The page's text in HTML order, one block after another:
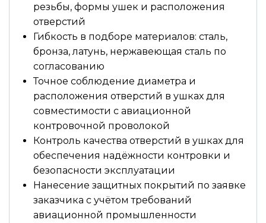
резьбы, формы ушек и расположения
отверстий
Гибкость в подборе материалов: сталь,
бронза, латунь, нержавеющая сталь по
согласованию
Точное соблюдение диаметра и
расположения отверстий в ушках для
совместимости с авиационной
контровочной проволокой
Контроль качества отверстий в ушках для
обеспечения надёжности контровки и
безопасности эксплуатации
Нанесение защитных покрытий по заявке
заказчика с учётом требований
авиационной промышленности